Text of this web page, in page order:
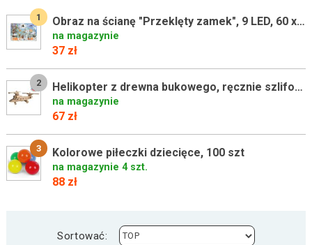
1 Obraz na ścianę "Przeklęty zamek", 9 LED, 60 x 40 cm
na magazynie
37 zł
2 Helikopter z drewna bukowego, ręcznie szlifowany, 40 cm
na magazynie
67 zł
3 Kolorowe piłeczki dziecięce, 100 szt
na magazynie 4 szt.
88 zł
Sortować: